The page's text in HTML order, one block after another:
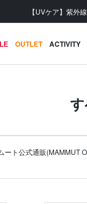
【UVケア】紫外
OUTLET ACTIVITY
ト公式通販(MAMMUT